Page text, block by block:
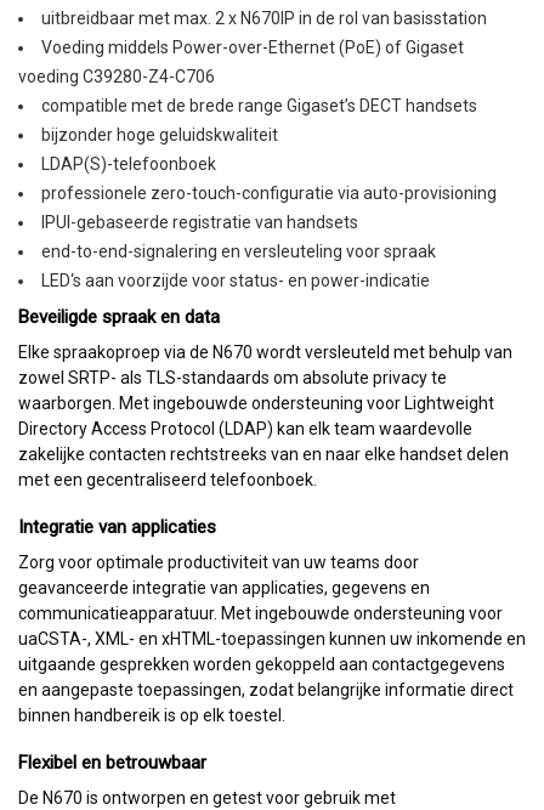
uitbreidbaar met max. 2 x N670IP in de rol van basisstation
Voeding middels Power-over-Ethernet (PoE) of Gigaset
voeding C39280-Z4-C706
compatible met de brede range Gigaset’s DECT handsets
bijzonder hoge geluidskwaliteit
LDAP(S)-telefoonboek
professionele zero-touch-configuratie via auto-provisioning
IPUI-gebaseerde registratie van handsets
end-to-end-signalering en versleuteling voor spraak
LED‘s aan voorzijde voor status- en power-indicatie
Beveiligde spraak en data
Elke spraakoproep via de N670 wordt versleuteld met behulp van
zowel SRTP- als TLS-standaards om absolute privacy te
waarborgen. Met ingebouwde ondersteuning voor Lightweight
Directory Access Protocol (LDAP) kan elk team waardevolle
zakelijke contacten rechtstreeks van en naar elke handset delen
met een gecentraliseerd telefoonboek.
Integratie van applicaties
Zorg voor optimale productiviteit van uw teams door
geavanceerde integratie van applicaties, gegevens en
communicatieapparatuur. Met ingebouwde ondersteuning voor
uaCSTA-, XML- en xHTML-toepassingen kunnen uw inkomende en
uitgaande gesprekken worden gekoppeld aan contactgegevens
en aangepaste toepassingen, zodat belangrijke informatie direct
binnen handbereik is op elk toestel.
Flexibel en betrouwbaar
De N670 is ontworpen en getest voor gebruik met